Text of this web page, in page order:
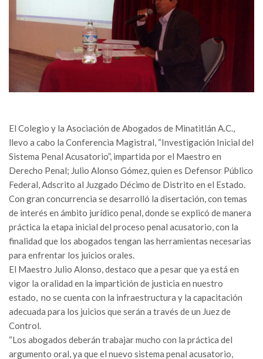
El Colegio y la Asociación de Abogados de Minatitlán A.C.,
llevo a cabo la Conferencia Magistral, “Investigación Inicial del
Sistema Penal Acusatorio”, impartida por el Maestro en
Derecho Penal; Julio Alonso Gómez, quien es Defensor Público
Federal, Adscrito al Juzgado Décimo de Distrito en el Estado.
Con gran concurrencia se desarrolló la disertación, con temas
de interés en ámbito jurídico penal, donde se explicó de manera
práctica la etapa inicial del proceso penal acusatorio, con la
finalidad que los abogados tengan las herramientas necesarias
para enfrentar los juicios orales.
El Maestro Julio Alonso, destaco que a pesar que ya está en
vigor la oralidad en la impartición de justicia en nuestro
estado, no se cuenta con la infraestructura y la capacitación
adecuada para los juicios que serán a través de un Juez de
Control.
“Los abogados deberán trabajar mucho con la práctica del
argumento oral, ya que el nuevo sistema penal acusatorio,